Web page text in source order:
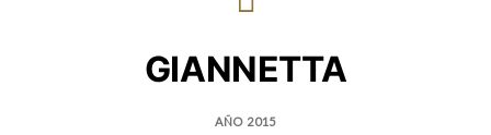
GIANNETTA
AÑO 2015